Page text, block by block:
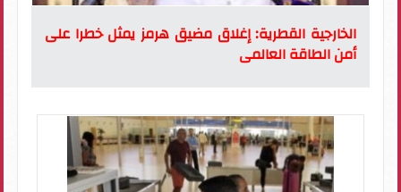
الخارجية القطرية: إغلاق مضيق هرمز يمثل خطرا على
أمن الطاقة العالمى